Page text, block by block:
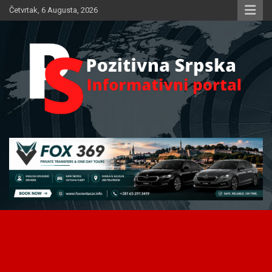
Skip
to
Četvrtak, 6 Augusta, 2026
Pozitivna Srpska